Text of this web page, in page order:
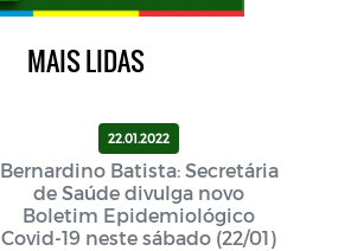
MAIS LIDAS
22.01.2022
Bernardino Batista: Secretária
de Saúde divulga novo
Boletim Epidemiológico
Covid-19 neste sábado (22/01)